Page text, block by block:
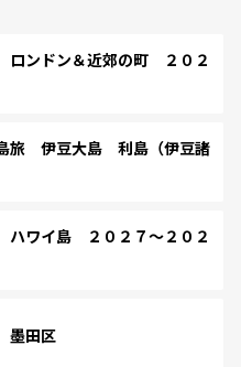
ンドン＆近郊の町 ２０２
旅 伊豆大島 利島（伊豆諸
ワイ島 ２０２７～２０２
墨田区